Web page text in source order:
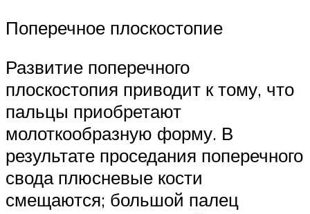
Поперечное плоскостопие
Развитие поперечного
плоскостопия приводит к тому, что
пальцы приобретают
молоткообразную форму. В
результате проседания поперечного
свода плюсневые кости
смещаются; большой палец